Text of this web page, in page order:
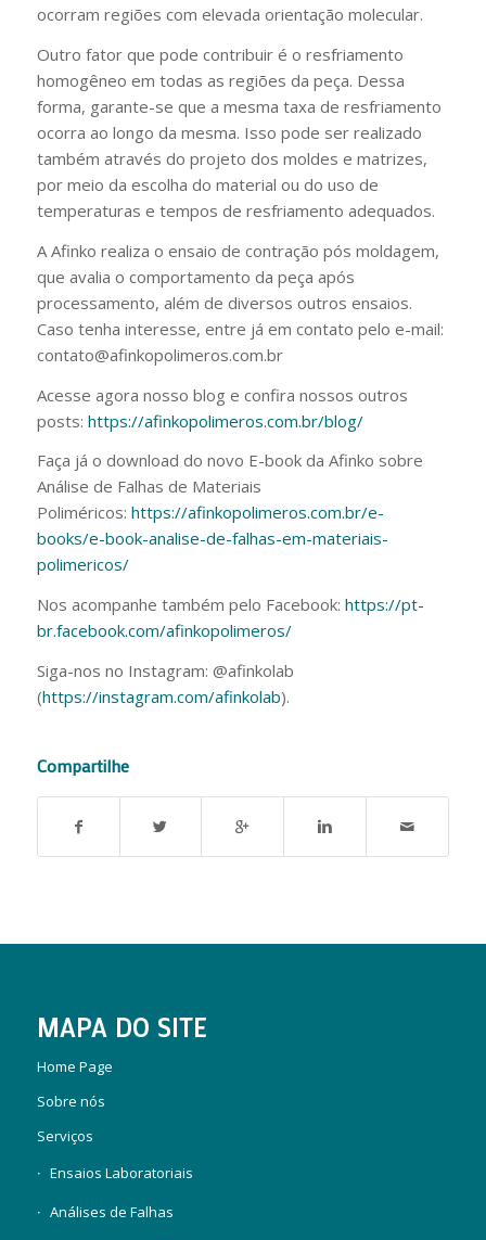
ocorram regiões com elevada orientação molecular.
Outro fator que pode contribuir é o resfriamento
homogêneo em todas as regiões da peça. Dessa
forma, garante-se que a mesma taxa de resfriamento
ocorra ao longo da mesma. Isso pode ser realizado
também através do projeto dos moldes e matrizes,
por meio da escolha do material ou do uso de
temperaturas e tempos de resfriamento adequados.
A Afinko realiza o ensaio de contração pós moldagem,
que avalia o comportamento da peça após
processamento, além de diversos outros ensaios.
Caso tenha interesse, entre já em contato pelo e-mail:
contato@afinkopolimeros.com.br
Acesse agora nosso blog e confira nossos outros
posts: https://afinkopolimeros.com.br/blog/
Faça já o download do novo E-book da Afinko sobre
Análise de Falhas de Materiais
Poliméricos: https://afinkopolimeros.com.br/e-
books/e-book-analise-de-falhas-em-materiais-
polimericos/
Nos acompanhe também pelo Facebook: https://pt-
br.facebook.com/afinkopolimeros/
Siga-nos no Instagram: @afinkolab
(https://instagram.com/afinkolab).
Compartilhe
MAPA DO SITE
Home Page
Sobre nós
Serviços
Ensaios Laboratoriais
Análises de Falhas